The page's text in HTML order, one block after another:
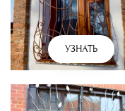
УЗНАТЬ